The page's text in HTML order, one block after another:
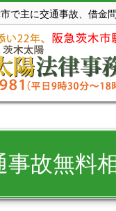
で主に交通事故、借金
事故無料